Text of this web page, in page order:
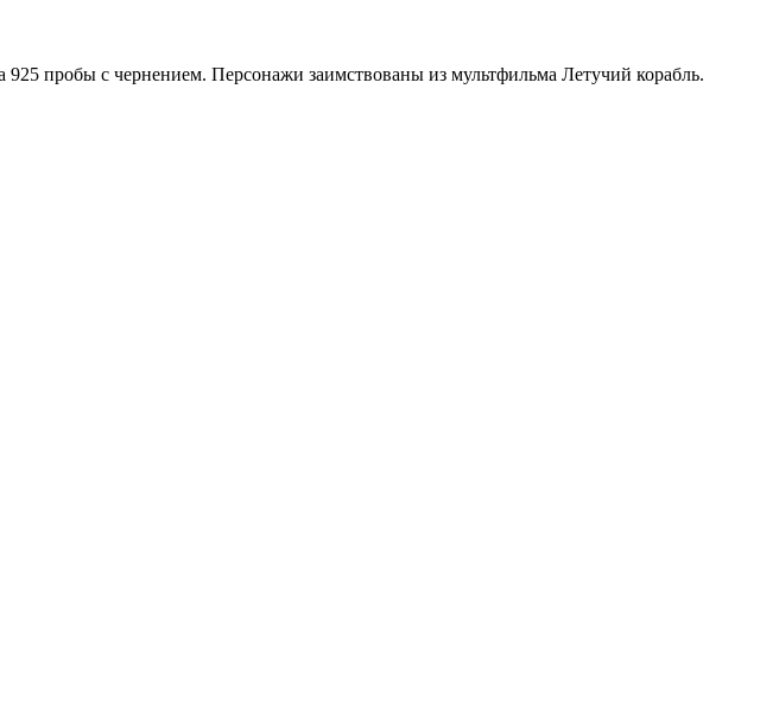
пробы с чернением. Персонажи заимствованы из мультфильма Летучий корабль.